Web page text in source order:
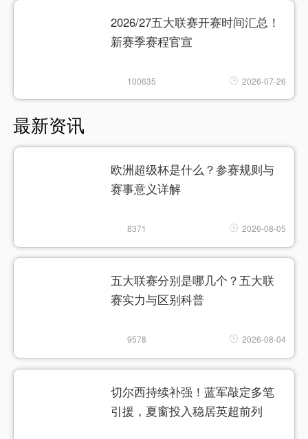
2026/27五大联赛开赛时间汇总！
新赛季赛程官宣
100635 2026-07-26
最新资讯
欧洲超级杯是什么？参赛规则与
赛事意义详解
8371 2026-08-05
五大联赛分别是哪几个？五大联
赛实力与区别科普
9578 2026-08-04
切尔西持续补强！蓝军敲定多笔
引援，夏窗投入稳居英超前列